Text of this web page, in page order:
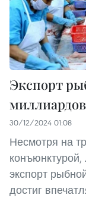
Экспорт
30/12/2024 01:08
Несмотря на
конъюнктурой,
экспорт
достиг